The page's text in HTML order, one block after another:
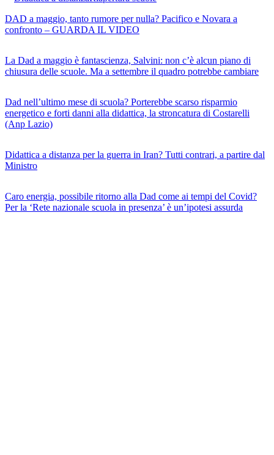
DAD a maggio, tanto rumore per nulla? Pacifico e Novara a
confronto – GUARDA IL VIDEO
La Dad a maggio è fantascienza, Salvini: non c’è alcun piano di
chiusura delle scuole. Ma a settembre il quadro potrebbe cambiare
Dad nell’ultimo mese di scuola? Porterebbe scarso risparmio
energetico e forti danni alla didattica, la stroncatura di Costarelli
(Anp Lazio)
Didattica a distanza per la guerra in Iran? Tutti contrari, a partire dal
Ministro
Caro energia, possibile ritorno alla Dad come ai tempi del Covid?
Per la ‘Rete nazionale scuola in presenza’ è un’ipotesi assurda